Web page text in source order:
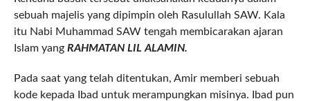
sebuah majelis yang dipimpin oleh Rasulullah SAW. Kala
itu Nabi Muhammad SAW tengah membicarakan ajaran
Islam yang RAHMATAN LIL ALAMIN.
Pada saat yang telah ditentukan, Amir memberi sebuah
kode kepada Ibad untuk merampungkan misinya. Ibad pun